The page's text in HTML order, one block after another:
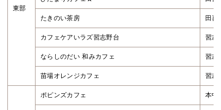
東部
たきのい茶房 田喜
カフェケアいラズ習志野台 習志
ならしのだい 和みカフェ 習志
苗場オレンジカフェ 習志
ポピンズカフェ 本中